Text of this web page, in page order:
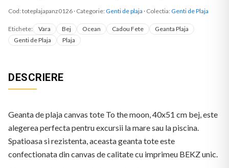
Cod: toteplajapanz0126 · Categorie: Genti de plaja · Colectia: Genti de Plaja
Etichete: Vara Bej Ocean Cadou Fete
Geanta Plaja
Genti de Plaja
Plaja
DESCRIERE
Geanta de plaja canvas tote To the moon, 40x51 cm bej, este
alegerea perfecta pentru excursii la mare sau la piscina.
Spatioasa si rezistenta, aceasta geanta tote este
confectionata din canvas de calitate cu imprimeu BEKZ unic.